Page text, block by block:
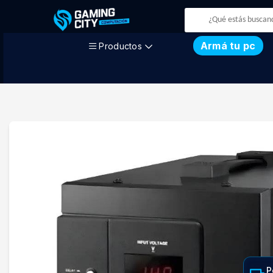
Productos Armá tu pc